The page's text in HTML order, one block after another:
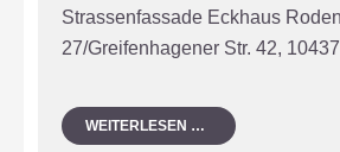
Strassenfassade Eckhaus
27/Greifenhagener Str. 42,
WEITERLESEN …
&